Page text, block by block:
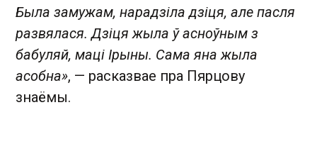
Была замужам, нарадзіла дзіця, але пасля
развялася. Дзіця жыла ў асноўным з
бабуляй, маці Ірыны. Сама яна жыла
асобна», — расказвае пра Пярцову
знаёмы.